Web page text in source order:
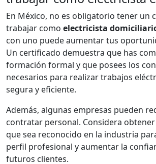
En México, no es obligatorio tener un
trabajar como electricista
con uno puede aumentar tus
Un certificado demuestra que has
formación formal y que posees los
necesarios para realizar trabajos
segura y eficiente.
Además, algunas empresas pueden
contratar personal. Considera
que sea reconocido en la industria
perfil profesional y aumentar la
futuros clientes.